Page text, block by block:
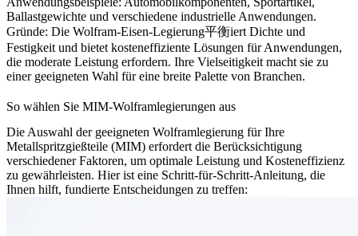
Ballastgewichte und verschiedene industrielle Anwendungen.
Gründe: Die Wolfram-Eisen-Legierung平衡iert Dichte und
Festigkeit und bietet kosteneffiziente Lösungen für Anwendungen,
die moderate Leistung erfordern. Ihre Vielseitigkeit macht sie zu
einer geeigneten Wahl für eine breite Palette von Branchen.
So wählen Sie MIM-Wolframlegierungen aus
Die Auswahl der geeigneten Wolframlegierung für Ihre
Metallspritzgießteile (MIM) erfordert die Berücksichtigung
verschiedener Faktoren, um optimale Leistung und Kosteneffizienz
zu gewährleisten. Hier ist eine Schritt-für-Schritt-Anleitung, die
Ihnen hilft, fundierte Entscheidungen zu treffen: